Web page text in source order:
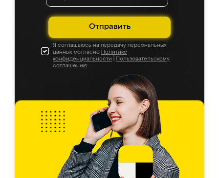
Отправить
Я соглашаюсь на передачу персональных
данных согласно Политике
конфиденциальности
Пользовательскому
соглашению